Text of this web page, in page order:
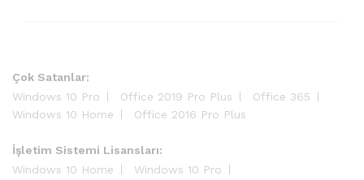
Çok Satanlar:
Windows 10 Pro
Office 2019 Pro Plus
Office 365
Windows 10 Home
Office 2016 Pro Plus
İşletim Sistemi Lisansları:
Windows 10 Home
Windows 10 Pro